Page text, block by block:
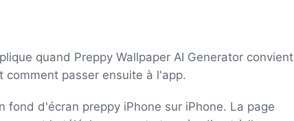
quand Preppy Wallpaper AI Generator convient
passer ensuite à l'app.
fond d'écran preppy iPhone sur iPhone. La page